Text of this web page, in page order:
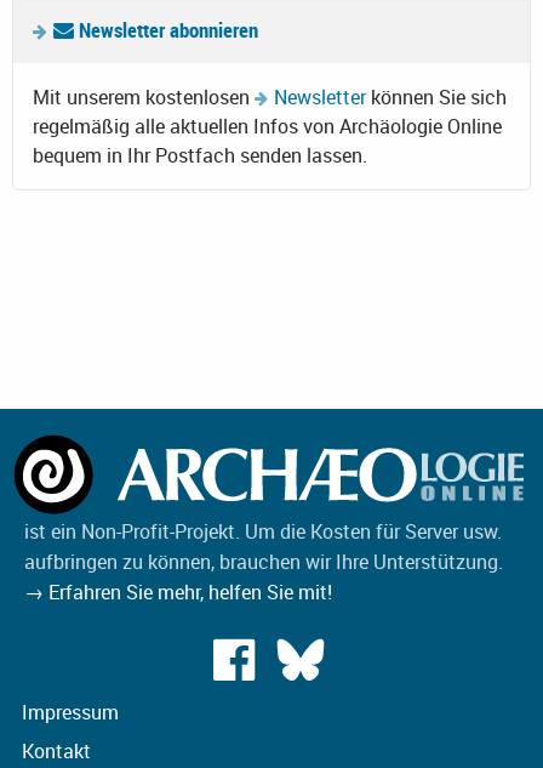
Newsletter abonnieren
Mit unserem kostenlosen Newsletterkönnen Sie sich
regelmäßig alle aktuellen Infos von Archäologie Online
bequem in Ihr Postfach senden lassen.
ist ein Non-Profit-Projekt. Um die Kosten für Server usw.
aufbringen zu können, brauchen wir Ihre Unterstützung.
→ Erfahren Sie mehr, helfen Sie mit!
Impressum
Kontakt